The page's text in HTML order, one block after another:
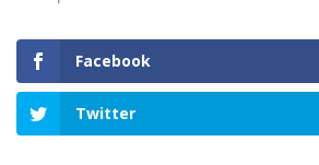
Facebook
Twitter